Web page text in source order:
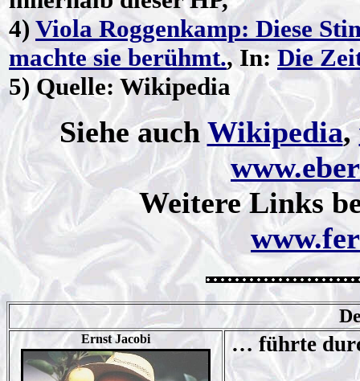
4) Viola Roggenkamp: Diese
machte sie berühmt., In:Die
5) Quelle: Wikipedia
Siehe auch Wikipedia,
Weitere Links
Ernst Jacobi … führte